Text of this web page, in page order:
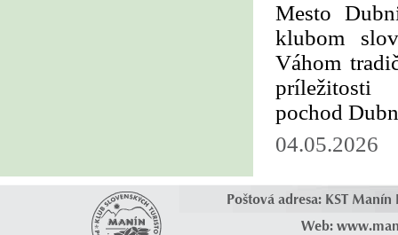
Mesto
klubom
Váhom
príležitosti
pochod
04.05.2026
Poštová adresa: KST
Web: